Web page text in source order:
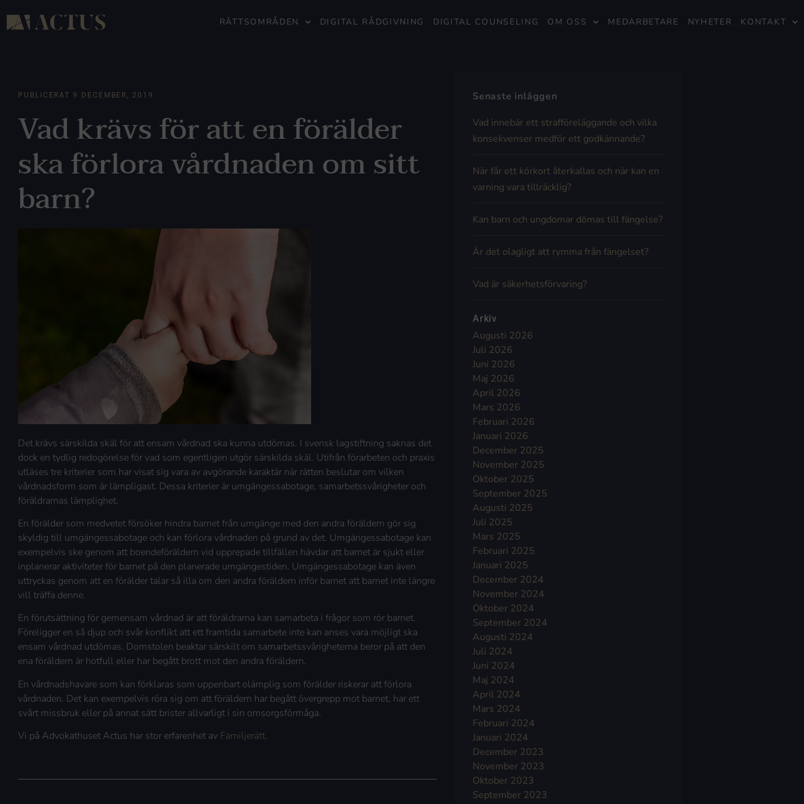
RÄTTSOMRÅDEN DIGITAL RÅDGIVNING DIGITAL COUNSELING OM OSS MEDARBETARE NYHETER KONTAKT
PUBLICERAT 9 DECEMBER, 2019
Vad krävs för att en förälder
ska förlora vårdnaden om sitt
barn?
Det krävs särskilda skäl för att ensam vårdnad ska kunna utdömas. I svensk lagstiftning saknas det
dock en tydlig redogörelse för vad som egentligen utgör särskilda skäl. Utifrån förarbeten och praxis
utläses tre kriterier som har visat sig vara av avgörande karaktär när rätten beslutar om vilken
vårdnadsform som är lämpligast. Dessa kriterier är umgängessabotage, samarbetssvårigheter och
föräldrarnas lämplighet.
En förälder som medvetet försöker hindra barnet från umgänge med den andra föräldern gör sig
skyldig till umgängessabotage och kan förlora vårdnaden på grund av det. Umgängessabotage kan
exempelvis ske genom att boendeföräldern vid upprepade tillfällen hävdar att barnet är sjukt eller
inplanerar aktiviteter för barnet på den planerade umgängestiden. Umgängessabotage kan även
uttryckas genom att en förälder talar så illa om den andra föräldern inför barnet att barnet inte längre
vill träffa denne.
En förutsättning för gemensam vårdnad är att föräldrarna kan samarbeta i frågor som rör barnet.
Föreligger en så djup och svår konflikt att ett framtida samarbete inte kan anses vara möjligt ska
ensam vårdnad utdömas. Domstolen beaktar särskilt om samarbetssvårigheterna beror på att den
ena föräldern är hotfull eller har begått brott mot den andra föräldern.
En vårdnadshavare som kan förklaras som uppenbart olämplig som förälder riskerar att förlora
vårdnaden. Det kan exempelvis röra sig om att föräldern har begått övergrepp mot barnet, har ett
svårt missbruk eller på annat sätt brister allvarligt i sin omsorgsförmåga.
Vi på Advokathuset Actus har stor erfarenhet av Familjerätt.
Senaste inläggen
Vad innebär ett strafföreläggande och vilka
konsekvenser medför ett godkännande?
När får ett körkort återkallas och när kan en
varning vara tillräcklig?
Kan barn och ungdomar dömas till fängelse?
Är det olagligt att rymma från fängelset?
Vad är säkerhetsförvaring?
Arkiv
Augusti 2026
Juli 2026
Juni 2026
Maj 2026
April 2026
Mars 2026
Februari 2026
Januari 2026
December 2025
November 2025
Oktober 2025
September 2025
Augusti 2025
Juli 2025
Mars 2025
Februari 2025
Januari 2025
December 2024
November 2024
Oktober 2024
September 2024
Augusti 2024
Juli 2024
Juni 2024
Maj 2024
April 2024
Mars 2024
Februari 2024
Januari 2024
December 2023
November 2023
Oktober 2023
September 2023